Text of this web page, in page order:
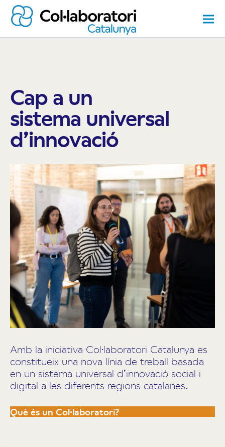
Cap a un
sistema universal
d’innovació
Amb la iniciativa Col·laboratori Catalunya es
constitueix una nova línia de treball basada
en un sistema universal d’innovació social i
digital a les diferents regions catalanes.
Què és un Col·laboratori?